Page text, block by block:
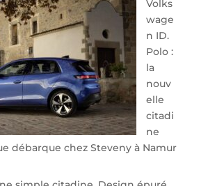
Volks
wage
n ID.
Polo :
la
nouv
elle
citadi
ne
débarque chez Steveny à Namur